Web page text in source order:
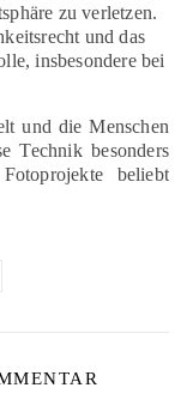
zu verletzen.
und das
insbesondere bei
und die Menschen
Technik besonders
beliebt